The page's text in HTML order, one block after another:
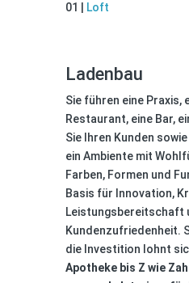
01 | Loft
Ladenbau
Sie führen eine Praxis,
Restaurant, eine Bar,
Sie Ihren Kunden
ein Ambiente mit
Farben, Formen und
Basis für Innovation,
Leistungsbereitschaft
Kundenzufriedenheit.
die Investition lohnt
Apotheke bis Z wie